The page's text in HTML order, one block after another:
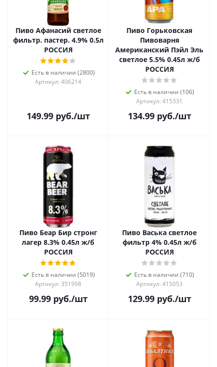
Пиво Афанасий светлое
фильтр. пастер. 4.9% 0.5л
РОССИЯ
Есть в наличии (2800)
Артикул: 406214
149.99руб./шт
Пиво Горьковская
Пивоварня
Американский Пэйл Эль
светлое 5.5% 0.45л ж/б
РОССИЯ
Есть в наличии (106)
Артикул: 415331
134.99руб./шт
Пиво Беар Бир стронг
лагер 8.3% 0.45л ж/б
РОССИЯ
Есть в наличии (5019)
Артикул: 351998
99.99руб./шт
Пиво Васька светлое
фильтр 4% 0.45л ж/б
РОССИЯ
Есть в наличии (710)
Артикул: 415053
129.99руб./шт